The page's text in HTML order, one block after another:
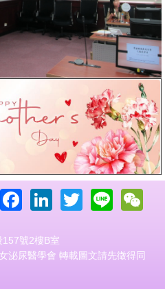
Facebook
LinkedIn
Twitter
Line
號2樓B室
泌尿醫學會 轉載圖文請先徵得同